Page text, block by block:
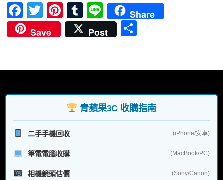
F
ac
e
o
o
T
w
itt
Pi
nt
er
t
T
u
m
r
Li
n
e
Share
Save
Post
青蘋果3C 收購指南
二手手機回收 (iPhone/安卓)
筆電電腦收購 (MacBook/PC)
相機鏡頭估價 (Sony/Canon)